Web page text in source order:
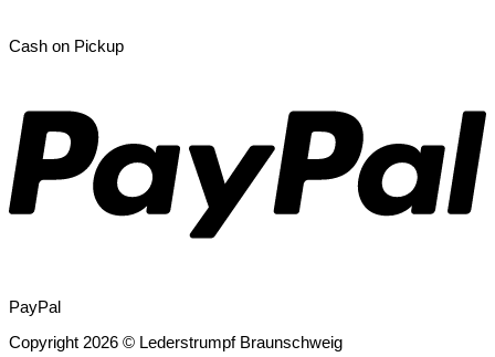
Cash on Pickup
PayPal
Copyright 2026 © Lederstrumpf Braunschweig